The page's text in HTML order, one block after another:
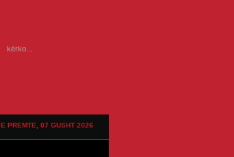
E PREMTE, 07 GUSHT 2026